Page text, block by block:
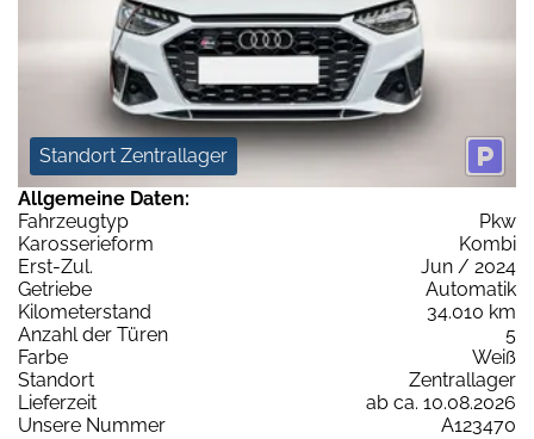
Standort Zentrallager
Allgemeine Daten:
Fahrzeugtyp
Pkw
Karosserieform
Kombi
Erst-Zul.
Jun / 2024
Getriebe
Automatik
Kilometerstand
34.010 km
Anzahl der Türen
5
Farbe
Weiß
Standort
Zentrallager
Lieferzeit
ab ca. 10.08.2026
Unsere Nummer
A123470